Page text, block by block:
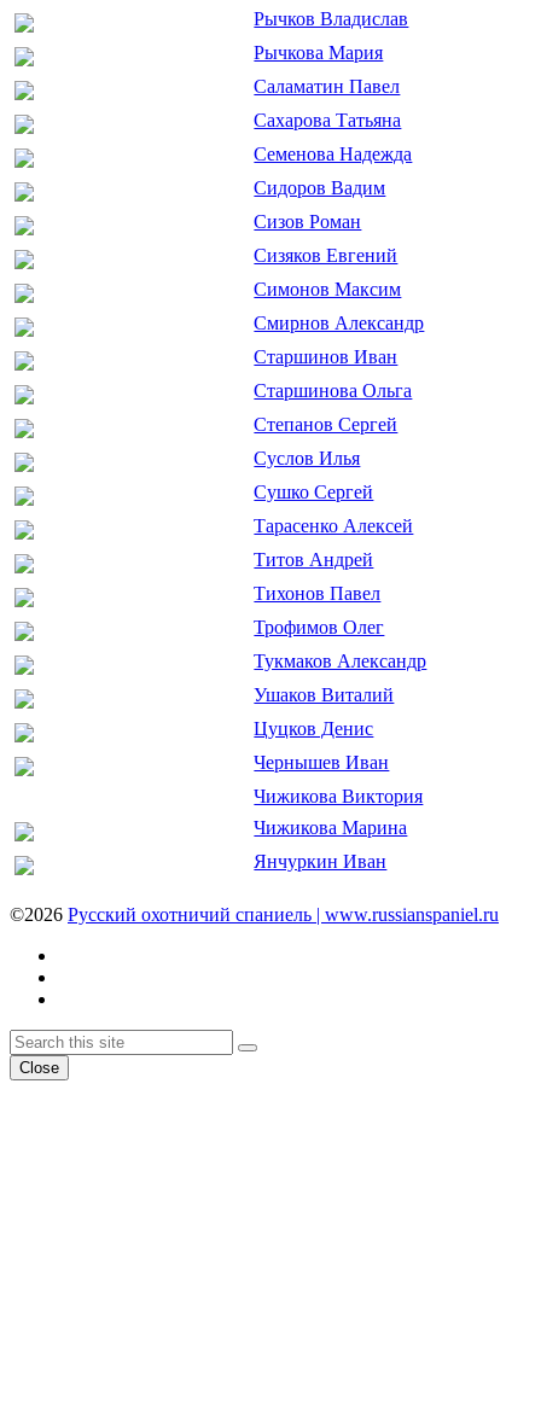
Рычков Владислав
Рычкова Мария
Саламатин Павел
Сахарова Татьяна
Семенова Надежда
Сидоров Вадим
Сизов Роман
Сизяков Евгений
Симонов Максим
Смирнов Александр
Старшинов Иван
Старшинова Ольга
Степанов Сергей
Суслов Илья
Сушко Сергей
Тарасенко Алексей
Титов Андрей
Тихонов Павел
Трофимов Олег
Тукмаков Александр
Ушаков Виталий
Цуцков Денис
Чернышев Иван
Чижикова Виктория
Чижикова Марина
Янчуркин Иван
©2026 Русский охотничий спаниель | www.russianspaniel.ru
Back
To
Top
Search
Search
Close